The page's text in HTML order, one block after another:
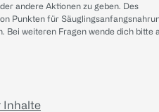
andere Aktionen zu geben. Des
Punkten für
Bei weiteren Fragen wende dich bitte
Inhalte